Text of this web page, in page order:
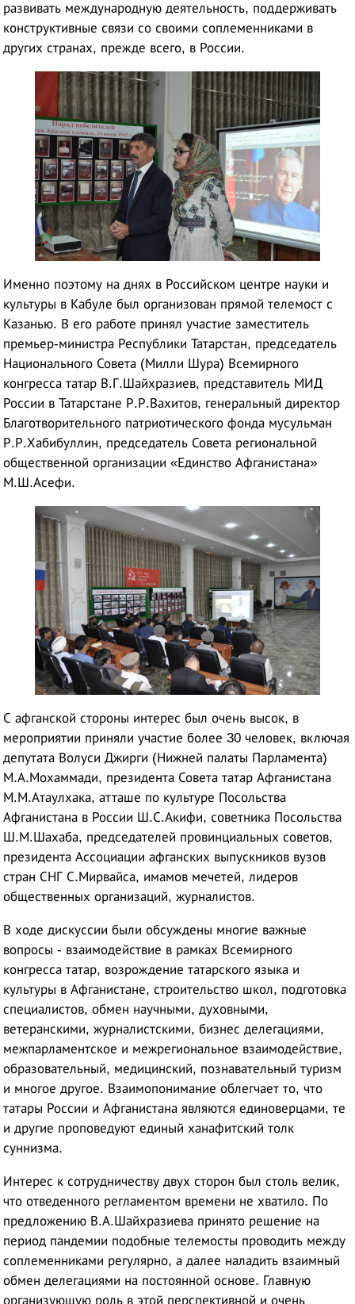
развивать международную деятельность, поддерживать
конструктивные связи со своими соплеменниками в
других странах, прежде всего, в России.
Именно поэтому на днях в Российском центре науки и
культуры в Кабуле был организован прямой телемост с
Казанью. В его работе принял участие заместитель
премьер-министра Республики Татарстан, председатель
Национального Совета (Милли Шура) Всемирного
конгресса татар В.Г.Шайхразиев, представитель МИД
России в Татарстане Р.Р.Вахитов, генеральный директор
Благотворительного патриотического фонда мусульман
Р.Р.Хабибуллин, председатель Совета региональной
общественной организации «Единство Афганистана»
М.Ш.Асефи.
С афганской стороны интерес был очень высок, в
мероприятии приняли участие более 30 человек, включая
депутата Волуси Джирги (Нижней палаты Парламента)
М.А.Мохаммади, президента Совета татар Афганистана
М.М.Атаулхака, атташе по культуре Посольства
Афганистана в России Ш.С.Акифи, советника Посольства
Ш.М.Шахаба, председателей провинциальных советов,
президента Ассоциации афганских выпускников вузов
стран СНГ С.Мирвайса, имамов мечетей, лидеров
общественных организаций, журналистов.
В ходе дискуссии были обсуждены многие важные
вопросы - взаимодействие в рамках Всемирного
конгресса татар, возрождение татарского языка и
культуры в Афганистане, строительство школ, подготовка
специалистов, обмен научными, духовными,
ветеранскими, журналистскими, бизнес делегациями,
межпарламентское и межрегиональное взаимодействие,
образовательный, медицинский, познавательный туризм
и многое другое. Взаимопонимание облегчает то, что
татары России и Афганистана являются единоверцами, те
и другие проповедуют единый ханафитский толк
суннизма.
Интерес к сотрудничеству двух сторон был столь велик,
что отведенного регламентом времени не хватило. По
предложению В.А.Шайхразиева принято решение на
период пандемии подобные телемосты проводить между
соплеменниками регулярно, а далее наладить взаимный
обмен делегациями на постоянной основе. Главную
организующую роль в этой перспективной и очень